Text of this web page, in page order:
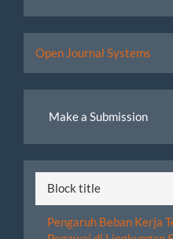
Developed
By
Open Journal Systems
Submission
Make a Submission
Block title
Pengaruh Beban Kerja